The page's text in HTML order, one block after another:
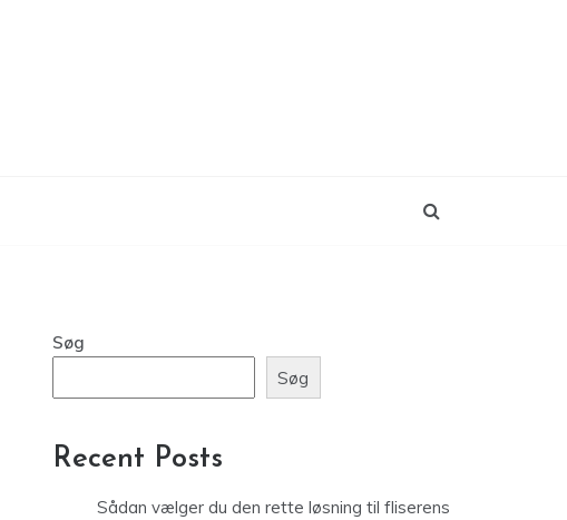
Søg
Søg
Recent Posts
Sådan vælger du den rette løsning til fliserens